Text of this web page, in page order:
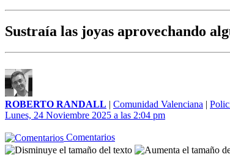
Sustraía las joyas aprovechando
ROBERTO RANDALL | Comunidad Valenciana |
Lunes, 24 Noviembre 2025 a las 2:04 pm
Comentarios